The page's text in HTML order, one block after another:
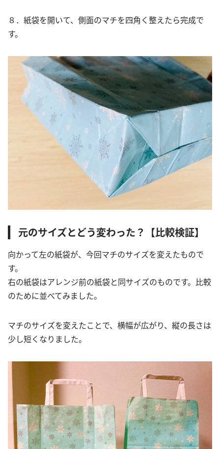
８．紙袋を開いて、側面のマチを四角く整えたら完成で
す。
元のサイズとどう変わった？【比較検証】
向かって左の紙袋が、今回マチのサイズを変えたもので
す。
右の紙袋はアレンジ前の紙袋と同サイズのものです。比較
のために並べてみました。
マチのサイズを変えたことで、横幅が広がり、縦の長さは
少し短くなりました。